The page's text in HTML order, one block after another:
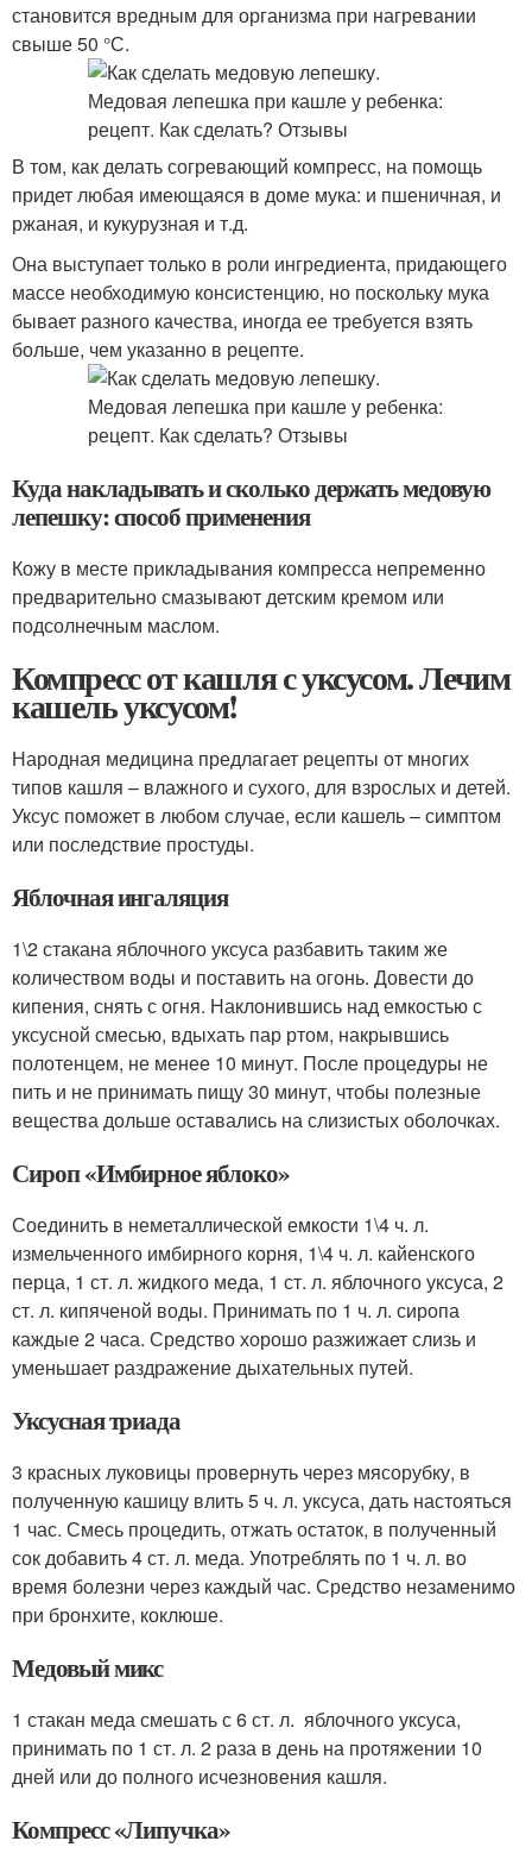
становится вредным для организма при нагревании
свыше 50 °С.
В том, как делать согревающий компресс, на помощь
придет любая имеющаяся в доме мука: и пшеничная, и
ржаная, и кукурузная и т.д.
Она выступает только в роли ингредиента, придающего
массе необходимую консистенцию, но поскольку мука
бывает разного качества, иногда ее требуется взять
больше, чем указанно в рецепте.
Куда накладывать и сколько держать медовую
лепешку: способ применения
Кожу в месте прикладывания компресса непременно
предварительно смазывают детским кремом или
подсолнечным маслом.
Компресс от кашля с уксусом. Лечим
кашель уксусом!
Народная медицина предлагает рецепты от многих
типов кашля – влажного и сухого, для взрослых и детей.
Уксус поможет в любом случае, если кашель – симптом
или последствие простуды.
Яблочная ингаляция
1\2 стакана яблочного уксуса разбавить таким же
количеством воды и поставить на огонь. Довести до
кипения, снять с огня. Наклонившись над емкостью с
уксусной смесью, вдыхать пар ртом, накрывшись
полотенцем, не менее 10 минут. После процедуры не
пить и не принимать пищу 30 минут, чтобы полезные
вещества дольше оставались на слизистых оболочках.
Сироп «Имбирное яблоко»
Соединить в неметаллической емкости 1\4 ч. л.
измельченного имбирного корня, 1\4 ч. л. кайенского
перца, 1 ст. л. жидкого меда, 1 ст. л. яблочного уксуса, 2
ст. л. кипяченой воды. Принимать по 1 ч. л. сиропа
каждые 2 часа. Средство хорошо разжижает слизь и
уменьшает раздражение дыхательных путей.
Уксусная триада
3 красных луковицы провернуть через мясорубку, в
полученную кашицу влить 5 ч. л. уксуса, дать настояться
1 час. Смесь процедить, отжать остаток, в полученный
сок добавить 4 ст. л. меда. Употреблять по 1 ч. л. во
время болезни через каждый час. Средство незаменимо
при бронхите, коклюше.
Медовый микс
1 стакан меда смешать с 6 ст. л. яблочного уксуса,
принимать по 1 ст. л. 2 раза в день на протяжении 10
дней или до полного исчезновения кашля.
Компресс «Липучка»